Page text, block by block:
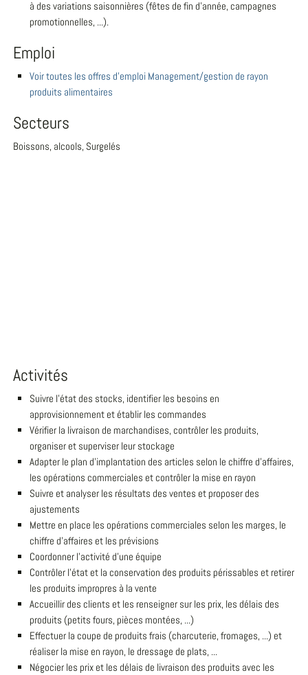
à des variations saisonnières (fêtes de fin d'année, campagnes
promotionnelles, ...).
Emploi
Voir toutes les offres d'emploi Management/gestion de rayon
produits alimentaires
Secteurs
Boissons, alcools, Surgelés
Activités
Suivre l'état des stocks, identifier les besoins en
approvisionnement et établir les commandes
Vérifier la livraison de marchandises, contrôler les produits,
organiser et superviser leur stockage
Adapter le plan d'implantation des articles selon le chiffre d'affaires,
les opérations commerciales et contrôler la mise en rayon
Suivre et analyser les résultats des ventes et proposer des
ajustements
Mettre en place les opérations commerciales selon les marges, le
chiffre d'affaires et les prévisions
Coordonner l'activité d'une équipe
Contrôler l'état et la conservation des produits périssables et retirer
les produits impropres à la vente
Accueillir des clients et les renseigner sur les prix, les délais des
produits (petits fours, pièces montées, ...)
Effectuer la coupe de produits frais (charcuterie, fromages, ...) et
réaliser la mise en rayon, le dressage de plats, ...
Négocier les prix et les délais de livraison des produits avec les